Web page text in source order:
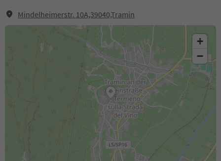
Mindelheimerstr. 10A,39040,Tramin
+
−